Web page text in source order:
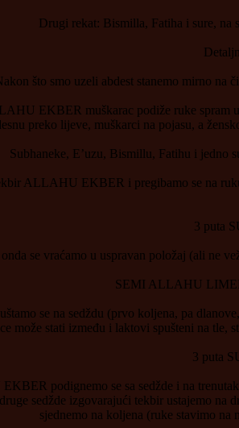
Drugi rekat: Bismilla, Fatiha i sure, na
što smo uzeli abdest stanemo mirno
EKBER muškarac podiže ruke spram
preko lijeve, muškarci na pojasu, a
Subhaneke, E’uzu, Bismillu, Fatihu i jedno
ALLAHU EKBER i pregibamo se na
3 puta
onda se vraćamo u uspravan položaj (ali ne
SEMI ALLAHU
se na sedždu (prvo koljena, pa
može stati između i laktovi spušteni na
3 puta
podignemo se sa sedžde i na
sedžde izgovarajući tekbir ustajemo
sjednemo na koljena (ruke stavimo na